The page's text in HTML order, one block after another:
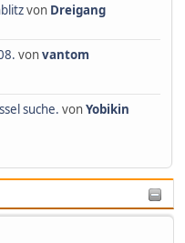
von Dreigang
vonvantom
suche. vonYobikin